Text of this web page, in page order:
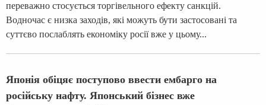
переважно стосується торгівельного ефекту санкцій.
Водночас є низка заходів, які можуть бути застосовані та
суттєво послаблять економіку росії вже у цьому...
Японія обіцяє поступово ввести ембарго на
російську нафту. Японський бізнес вже